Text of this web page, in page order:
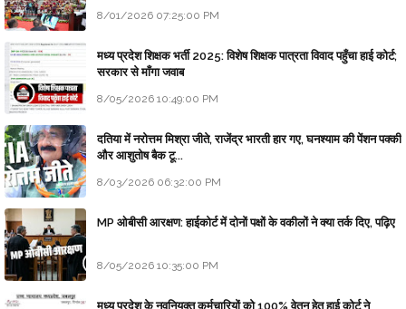
8/01/2026 07:25:00 PM
मध्य प्रदेश शिक्षक भर्ती 2025: विशेष शिक्षक पात्रता विवाद पहुँचा हाई कोर्ट;
सरकार से माँगा जवाब
8/05/2026 10:49:00 PM
दतिया में नरोत्तम मिश्रा जीते, राजेंद्र भारती हार गए, घनश्याम की पेंशन पक्की
और आशुतोष बैक टू...
8/03/2026 06:32:00 PM
MP ओबीसी आरक्षण: हाईकोर्ट में दोनों पक्षों के वकीलों ने क्या तर्क दिए, पढ़िए
8/05/2026 10:35:00 PM
मध्य प्रदेश के नवनियुक्त कर्मचारियों को 100% वेतन हेतु हाई कोर्ट ने